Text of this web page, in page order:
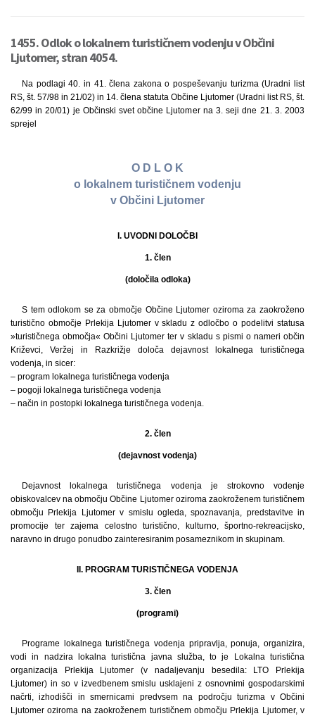
1455. Odlok o lokalnem turističnem vodenju v Občini
Ljutomer, stran 4054.
Na podlagi 40. in 41. člena zakona o pospeševanju turizma (Uradni list
RS, št. 57/98 in 21/02) in 14. člena statuta Občine Ljutomer (Uradni list RS, št.
62/99 in 20/01) je Občinski svet občine Ljutomer na 3. seji dne 21. 3. 2003
sprejel
O D L O K
o lokalnem turističnem vodenju
v Občini Ljutomer
I. UVODNI DOLOČBI
1. člen
(določila odloka)
S tem odlokom se za območje Občine Ljutomer oziroma za zaokroženo
turistično območje Prlekija Ljutomer v skladu z odločbo o podelitvi statusa
»turističnega območja« Občini Ljutomer ter v skladu s pismi o nameri občin
Križevci, Veržej in Razkrižje določa dejavnost lokalnega turističnega
vodenja, in sicer:
– program lokalnega turističnega vodenja
– pogoji lokalnega turističnega vodenja
– način in postopki lokalnega turističnega vodenja.
2. člen
(dejavnost vodenja)
Dejavnost lokalnega turističnega vodenja je strokovno vodenje
obiskovalcev na območju Občine Ljutomer oziroma zaokroženem turističnem
območju Prlekija Ljutomer v smislu ogleda, spoznavanja, predstavitve in
promocije ter zajema celostno turistično, kulturno, športno-rekreacijsko,
naravno in drugo ponudbo zainteresiranim posameznikom in skupinam.
II. PROGRAM TURISTIČNEGA VODENJA
3. člen
(programi)
Programe lokalnega turističnega vodenja pripravlja, ponuja, organizira,
vodi in nadzira lokalna turistična javna služba, to je Lokalna turistična
organizacija Prlekija Ljutomer (v nadaljevanju besedila: LTO Prlekija
Ljutomer) in so v izvedbenem smislu usklajeni z osnovnimi gospodarskimi
načrti, izhodišči in smernicami predvsem na področju turizma v Občini
Ljutomer oziroma na zaokroženem turističnem območju Prlekija Ljutomer, v